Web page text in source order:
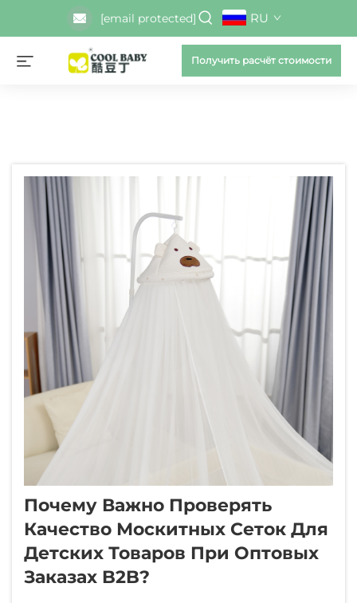
[email protected] RU
Получить расчёт стоимости
Почему Важно Проверять
Качество Москитных Сеток Для
Детских Товаров При Оптовых
Заказах B2B?